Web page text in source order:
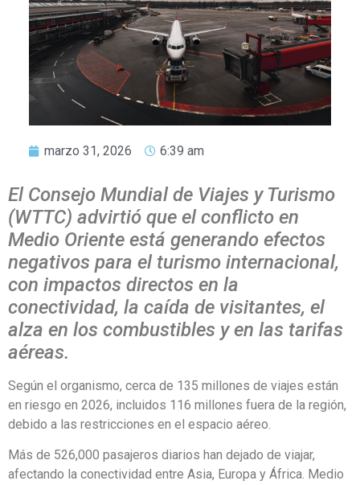
marzo 31, 2026 6:39 am
El Consejo Mundial de Viajes y Turismo
(WTTC) advirtió que el conflicto en
Medio Oriente está generando efectos
negativos para el turismo internacional,
con impactos directos en la
conectividad, la caída de visitantes, el
alza en los combustibles y en las tarifas
aéreas.
Según el organismo, cerca de 135 millones de viajes están
en riesgo en 2026, incluidos 116 millones fuera de la región,
debido a las restricciones en el espacio aéreo.
Más de 526,000 pasajeros diarios han dejado de viajar,
afectando la conectividad entre Asia, Europa y África. Medio